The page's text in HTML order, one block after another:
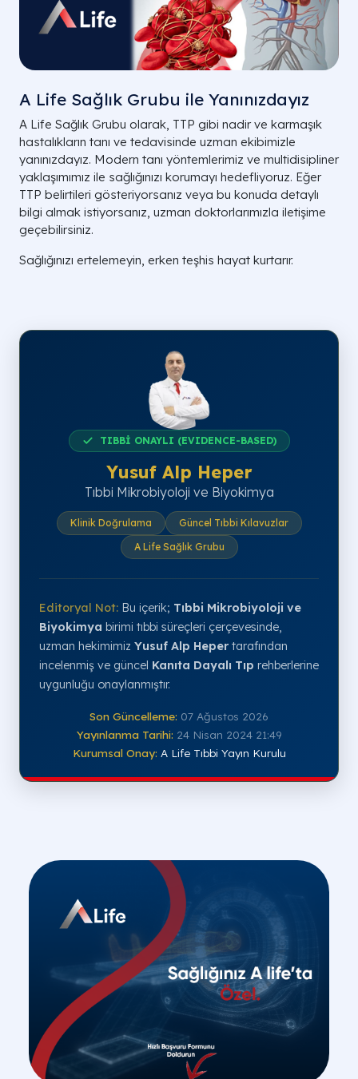
A Life Sağlık Grubu ile Yanınızdayız
A Life Sağlık Grubu olarak, TTP gibi nadir ve karmaşık
hastalıkların tanı ve tedavisinde uzman ekibimizle
yanınızdayız. Modern tanı yöntemlerimiz ve multidisipliner
yaklaşımımız ile sağlığınızı korumayı hedefliyoruz. Eğer
TTP belirtileri gösteriyorsanız veya bu konuda detaylı
bilgi almak istiyorsanız, uzman doktorlarımızla iletişime
geçebilirsiniz.
Sağlığınızı ertelemeyin, erken teşhis hayat kurtarır.
TIBBİ ONAYLI (EVIDENCE-BASED)
Yusuf Alp Heper
Tıbbi Mikrobiyoloji ve Biyokimya
Klinik Doğrulama
Güncel Tıbbi Kılavuzlar
A Life Sağlık Grubu
Editoryal Not: Bu içerik; Tıbbi Mikrobiyoloji ve
Biyokimya birimi tıbbi süreçleri çerçevesinde,
uzman hekimimiz Yusuf Alp Heper tarafından
incelenmiş ve güncel Kanıta Dayalı Tıp rehberlerine
uygunluğu onaylanmıştır.
Son Güncelleme: 07 Ağustos 2026
Yayınlanma Tarihi: 24 Nisan 2024 21:49
Kurumsal Onay: A Life Tıbbi Yayın Kurulu